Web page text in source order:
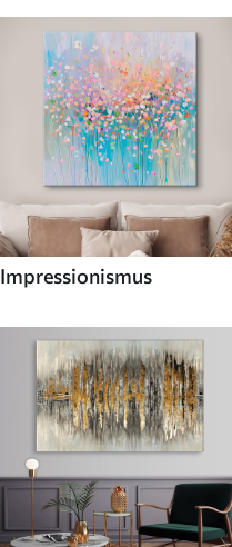
Impressionismus